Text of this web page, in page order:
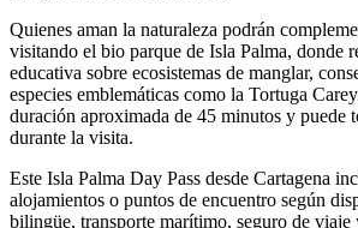
Quienes aman la naturaleza podrán
visitando el bio parque de Isla Palma, donde
educativa sobre ecosistemas de manglar,
especies emblemáticas como la Tortuga
duración aproximada de 45 minutos y puede
durante la visita.
Este Isla Palma Day Pass desde Cartagena
alojamientos o puntos de encuentro según
bilingüe, transporte marítimo, seguro de viaje